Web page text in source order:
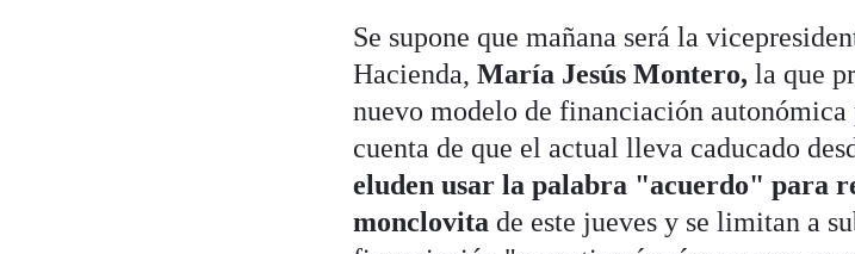
Se supone que mañana será la
Hacienda, María Jesús Montero, la que
nuevo modelo de financiación
cuenta de que el actual lleva caducado
eluden usar la palabra "acuerdo" para
monclovita de este jueves y se limitan a